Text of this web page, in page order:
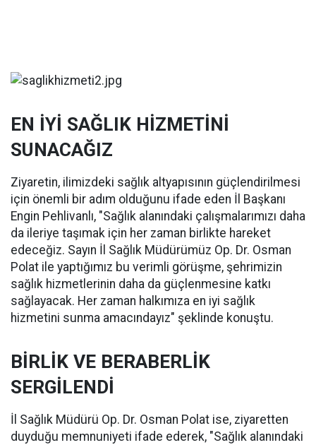
EN İYİ SAĞLIK HİZMETİNİ
SUNACAĞIZ
Ziyaretin, ilimizdeki sağlık altyapısının güçlendirilmesi
için önemli bir adım olduğunu ifade eden İl Başkanı
Engin Pehlivanlı, "Sağlık alanındaki çalışmalarımızı daha
da ileriye taşımak için her zaman birlikte hareket
edeceğiz. Sayın İl Sağlık Müdürümüz Op. Dr. Osman
Polat ile yaptığımız bu verimli görüşme, şehrimizin
sağlık hizmetlerinin daha da güçlenmesine katkı
sağlayacak. Her zaman halkımıza en iyi sağlık
hizmetini sunma amacındayız" şeklinde konuştu.
BİRLİK VE BERABERLİK
SERGİLENDİ
İl Sağlık Müdürü Op. Dr. Osman Polat ise, ziyaretten
duyduğu memnuniyeti ifade ederek, "Sağlık alanındaki